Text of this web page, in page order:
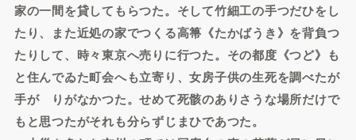
家の一間を貸してもらつた。そして竹細工の手つだひをし
たり、また近処の家でつくる高箒《たかばうき》を背負つ
たりして、時々東京へ売りに行つた。その都度《つど》も
と住んでゐた町会へも立寄り、女房子供の生死を調べたが
手がゝりがなかつた。せめて死骸のありさうな場所だけで
もと思つたがそれも分らずじまひであつた。